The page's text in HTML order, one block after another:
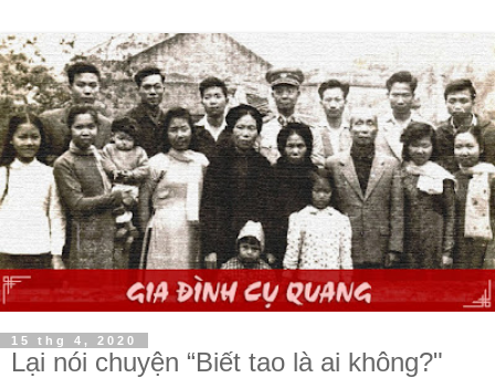
15 thg 4, 2020
Lại nói chuyện “Biết tao là ai không?"